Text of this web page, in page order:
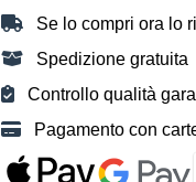
Se lo compri ora lo
Spedizione gratuita
Controllo qualità
Pagamento con